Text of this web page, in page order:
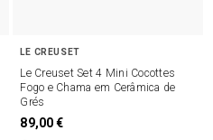
LE CREUSET
Le Creuset Set 4 Mini Cocottes
Fogo e Chama em Cerâmica de
Grés
89,00 €